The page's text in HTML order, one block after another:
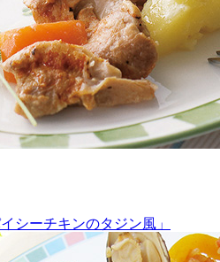
シーチキンのタジン風」